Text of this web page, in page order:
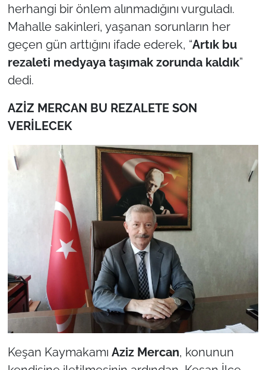
herhangi bir önlem alınmadığını vurguladı.
Mahalle sakinleri, yaşanan sorunların her
geçen gün arttığını ifade ederek, “Artık bu
rezaleti medyaya taşımak zorunda kaldık”
dedi.
AZİZ MERCAN BU REZALETE SON
VERİLECEK
Keşan Kaymakamı Aziz Mercan, konunun